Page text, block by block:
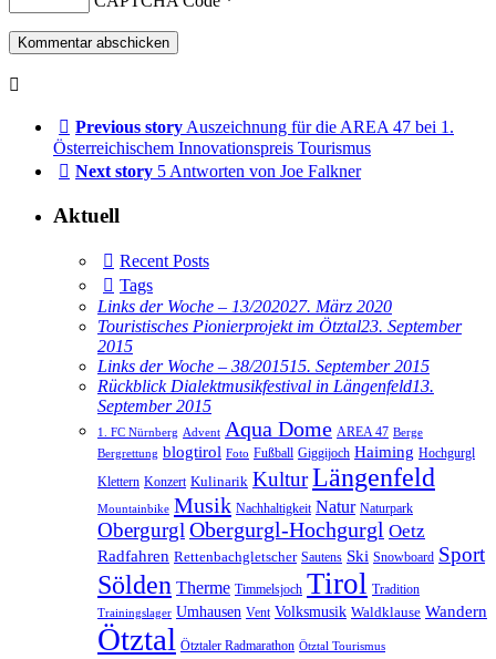
Previous story Auszeichnung für die AREA 47 bei 1.
Österreichischem Innovationspreis Tourismus
Next story 5 Antworten von Joe Falkner
Aktuell
Recent Posts
Tags
Links der Woche – 13/202027. März 2020
Touristisches Pionierprojekt im Ötztal23. September
2015
Links der Woche – 38/201515. September 2015
Rückblick Dialektmusikfestival in Längenfeld13.
September 2015
1. FC Nürnberg Advent Aqua Dome AREA 47 Berge
Bergrettung blogtirol Foto Fußball Giggijoch Haiming Hochgurgl
Klettern Konzert Kulinarik KulturLängenfeld
Mountainbike Musik Nachhaltigkeit Natur Naturpark
ObergurglObergurgl-Hochgurgl Oetz
Radfahren Rettenbachgletscher Sautens Ski Snowboard Sport
Sölden Therme Timmelsjoch Tirol Tradition
Trainingslager Umhausen Vent Volksmusik Waldklause Wandern
Ötztal Ötztaler Radmarathon Ötztal Tourismus